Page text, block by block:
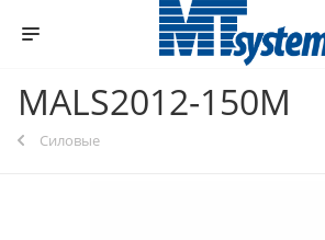
MALS2012-150M
Силовые